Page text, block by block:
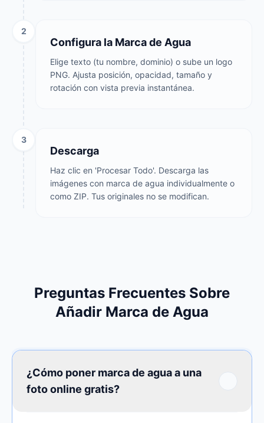
2
Configura la Marca de Agua
Elige texto (tu nombre, dominio) o sube un logo
PNG. Ajusta posición, opacidad, tamaño y
rotación con vista previa instantánea.
3
Descarga
Haz clic en 'Procesar Todo'. Descarga las
imágenes con marca de agua individualmente o
como ZIP. Tus originales no se modifican.
Preguntas Frecuentes Sobre
Añadir Marca de Agua
¿Cómo poner marca de agua a una
foto online gratis?